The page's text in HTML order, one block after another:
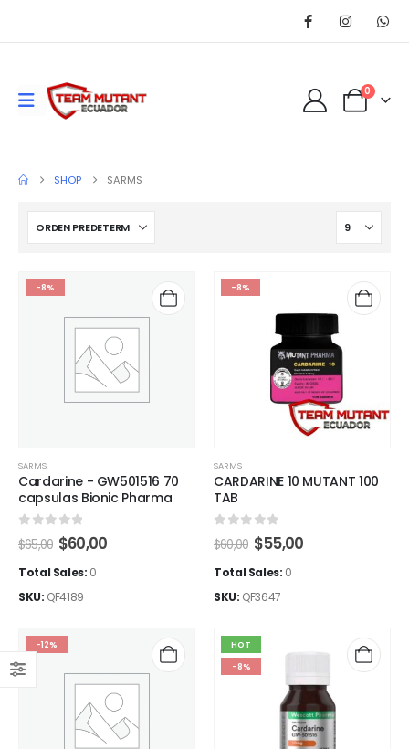
0
SHOP SARMS
-8%
SARMS
Cardarine - GW501516 70
capsulas Bionic Pharma
0 out of 5
$65,00 El
precio
original
$65,00.
$60,00El
Total Sales: 0
SKU: QF4189
-8%
SARMS
CARDARINE 10 MUTANT 100
TAB
0 out of 5
$60,00 El
precio
original
$60,00.
$55,00El
Total Sales: 0
SKU: QF3647
-12%
HOT
-8%